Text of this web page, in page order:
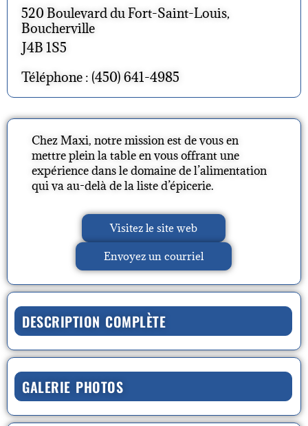
520 Boulevard du Fort-Saint-Louis,
Boucherville
J4B 1S5
Téléphone : (450) 641-4985
Chez Maxi, notre mission est de vous en
mettre plein la table en vous offrant une
expérience dans le domaine de l’alimentation
qui va au-delà de la liste d’épicerie.
Visitez le site web
Envoyez un courriel
DESCRIPTION COMPLÈTE
GALERIE PHOTOS